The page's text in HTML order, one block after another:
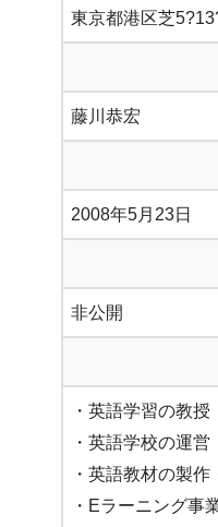
東京都港区芝
藤川恭宏
2008年5月23日
非公開
・英語学習の教授
・英語学校の運営
・英語教材の製作
・Eラーニング事